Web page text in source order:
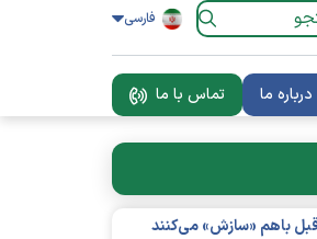
فارسی
درباره ما تماس با ما